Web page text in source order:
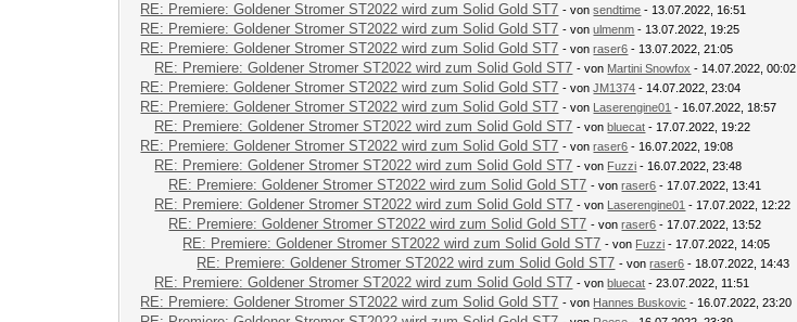
RE: Premiere: Goldener Stromer ST2022 wird zum Solid Gold ST7 - vonsendtime - 13.07.2022, 16:51
RE: Premiere: Goldener Stromer ST2022 wird zum Solid Gold ST7 - vonulmenm - 13.07.2022, 19:25
RE: Premiere: Goldener Stromer ST2022 wird zum Solid Gold ST7 - vonraser6 - 13.07.2022, 21:05
RE: Premiere: Goldener Stromer ST2022 wird zum Solid Gold ST7 - von Martini Snowfox - 14.07.2022, 00:02
RE: Premiere: Goldener Stromer ST2022 wird zum Solid Gold ST7 - vonJM1374 - 14.07.2022, 23:04
RE: Premiere: Goldener Stromer ST2022 wird zum Solid Gold ST7 - von Laserengine01 - 16.07.2022, 18:57
RE: Premiere: Goldener Stromer ST2022 wird zum Solid Gold ST7 - vonbluecat - 17.07.2022, 19:22
RE: Premiere: Goldener Stromer ST2022 wird zum Solid Gold ST7 - vonraser6 - 16.07.2022, 19:08
RE: Premiere: Goldener Stromer ST2022 wird zum Solid Gold ST7 - von Fuzzi - 16.07.2022, 23:48
RE: Premiere: Goldener Stromer ST2022 wird zum Solid Gold ST7 - vonraser6 - 17.07.2022, 13:41
RE: Premiere: Goldener Stromer ST2022 wird zum Solid Gold ST7 - von Laserengine01 - 17.07.2022, 12:22
RE: Premiere: Goldener Stromer ST2022 wird zum Solid Gold ST7 - vonraser6 - 17.07.2022, 13:52
RE: Premiere: Goldener Stromer ST2022 wird zum Solid Gold ST7 - von Fuzzi - 17.07.2022, 14:05
RE: Premiere: Goldener Stromer ST2022 wird zum Solid Gold ST7 - vonraser6 - 18.07.2022, 14:43
RE: Premiere: Goldener Stromer ST2022 wird zum Solid Gold ST7 - vonbluecat - 23.07.2022, 11:51
RE: Premiere: Goldener Stromer ST2022 wird zum Solid Gold ST7 - von Hannes Buskovic - 16.07.2022, 23:20